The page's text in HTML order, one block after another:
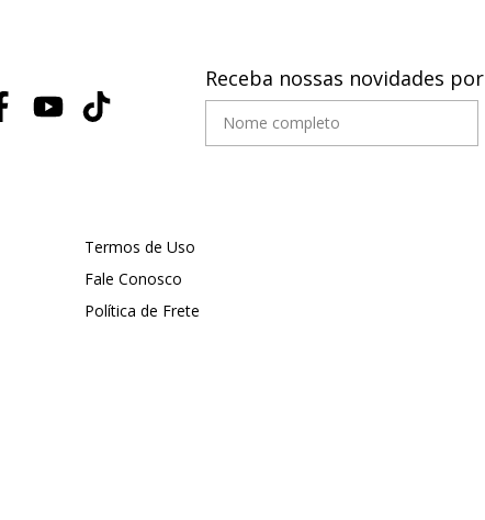
Receba nossas novidades
Termos de Uso
Fale Conosco
Política de Frete